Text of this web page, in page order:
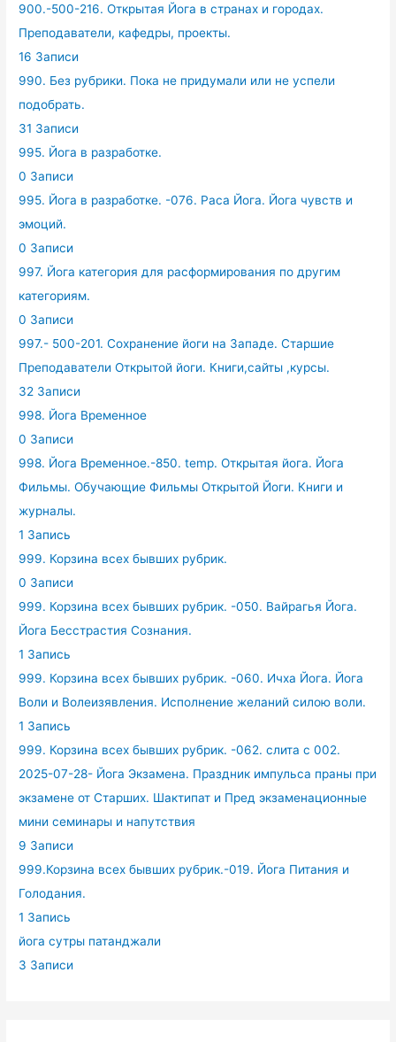
900.-500-216. Открытая Йога в странах и городах.
Преподаватели, кафедры, проекты.
16 Записи
990. Без рубрики. Пока не придумали или не успели
подобрать.
31 Записи
995. Йога в разработке.
0 Записи
995. Йога в разработке. -076. Раса Йога. Йога чувств и
эмоций.
0 Записи
997. Йога категория для расформирования по другим
категориям.
0 Записи
997.- 500-201. Сохранение йоги на Западе. Старшие
Преподаватели Открытой йоги. Книги,сайты ,курсы.
32 Записи
998. Йога Временное
0 Записи
998. Йога Временное.-850. temp. Открытая йога. Йога
Фильмы. Обучающие Фильмы Открытой Йоги. Книги и
журналы.
1 Запись
999. Корзина всех бывших рубрик.
0 Записи
999. Корзина всех бывших рубрик. -050. Вайрагья Йога.
Йога Бесстрастия Сознания.
1 Запись
999. Корзина всех бывших рубрик. -060. Ичха Йога. Йога
Воли и Волеизявления. Исполнение желаний силою воли.
1 Запись
999. Корзина всех бывших рубрик. -062. слита с 002.
2025-07-28- Йога Экзамена. Праздник импульса праны при
экзамене от Старших. Шактипат и Пред экзаменационные
мини семинары и напутствия
9 Записи
999.Корзина всех бывших рубрик.-019. Йога Питания и
Голодания.
1 Запись
йога сутры патанджали
3 Записи